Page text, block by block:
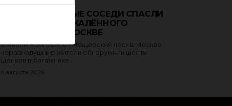
НЕРАВНОДУШНЫЕ СОСЕДИ СПАСЛИ
ЩЕНКОВ ИЗ РАСКАЛЁННОГО
БАГАЖНИКА В МОСКВЕ
В жилом комплексе «Мещерский лес» в Москве
неравнодушные жители обнаружили шесть
щенков в багажнике...
4 августа 2026